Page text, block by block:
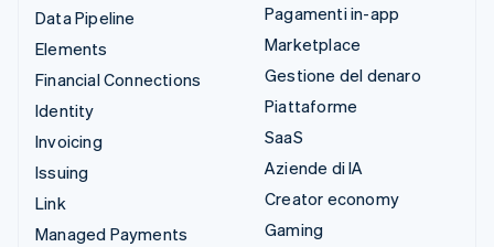
Data Pipeline
Elements
Financial Connections
Identity
Invoicing
Issuing
Link
Managed Payments
Pagamenti in-app
Marketplace
Gestione del denaro
Piattaforme
SaaS
Aziende di IA
Creator economy
Gaming